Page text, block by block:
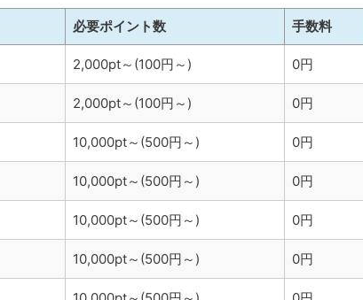
必要ポイント数 手数料
2,000pt～(100円～) 0円
2,000pt～(100円～) 0円
10,000pt～(500円～) 0円
10,000pt～(500円～) 0円
10,000pt～(500円～) 0円
10,000pt～(500円～) 0円